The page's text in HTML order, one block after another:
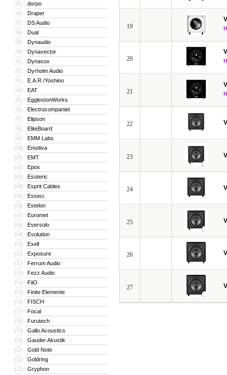
85 dorpo
86 Draper
87 DS Audio
88 Dual
89 Dynaudio
90 Dynavector
91 Dynavox
92 Dyrholm Audio
93 E.A.R./Yoshino
94 EAT
95 EgglestonWorks
96 Electrocompaniet
97 Elipson
98 EliteBoard
99 EMM Labs
100 Emotiva
101 EMT
102 Epos
103 Esoteric
104 Esprit Cables
105 Esseci
106 Estelon
107 Euromet
108 Eversolo
109 Evolution
110 Exell
111 Exposure
112 Ferrum Audio
113 Fezz Audio
114 FiiO
115 Finite Elemente
116 FISCH
117 Focal
118 Furutech
119 Gallo Acoustics
120 Gauder Akustik
121 Gold Note
122 Goldring
123 Gryphon
19
20
21
22
23
24
25
26
27